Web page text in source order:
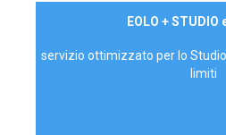
EOLO + STUDIO
servizio ottimizzato per lo
limiti